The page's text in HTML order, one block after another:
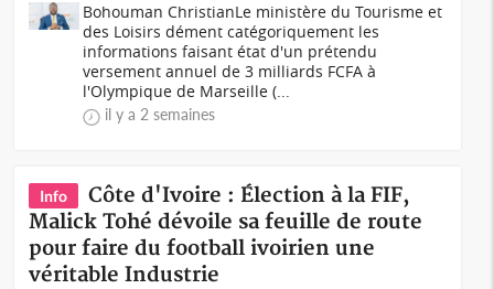
Bohouman ChristianLe ministère du Tourisme et
des Loisirs dément catégoriquement les
informations faisant état d'un prétendu
versement annuel de 3 milliards FCFA à
l'Olympique de Marseille (...
il y a 2 semaines
Info
Côte d'Ivoire : Élection à la FIF,
Malick Tohé dévoile sa feuille de route
pour faire du football ivoirien une
véritable Industrie